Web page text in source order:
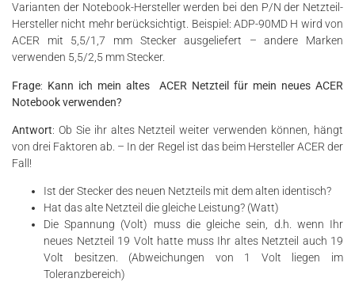
Varianten der Notebook-Hersteller werden bei den P/N der Netzteil-
Hersteller nicht mehr berücksichtigt. Beispiel: ADP-90MD H wird von
ACER mit 5,5/1,7 mm Stecker ausgeliefert – andere Marken
verwenden 5,5/2,5 mm Stecker.
Frage: Kann ich mein altes ACER Netzteil für mein neues ACER
Notebook verwenden?
Antwort: Ob Sie ihr altes Netzteil weiter verwenden können, hängt
von drei Faktoren ab. – In der Regel ist das beim Hersteller ACER der
Fall!
Ist der Stecker des neuen Netzteils mit dem alten identisch?
Hat das alte Netzteil die gleiche Leistung? (Watt)
Die Spannung (Volt) muss die gleiche sein, d.h. wenn Ihr
neues Netzteil 19 Volt hatte muss Ihr altes Netzteil auch 19
Volt besitzen. (Abweichungen von 1 Volt liegen im
Toleranzbereich)